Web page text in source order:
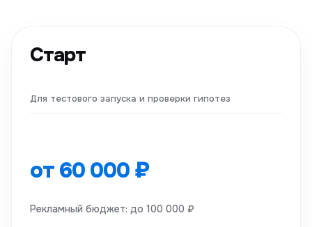
Старт
Для тестового запуска и проверки гипотез
от 60 000 ₽
Рекламный бюджет: до 100 000 ₽